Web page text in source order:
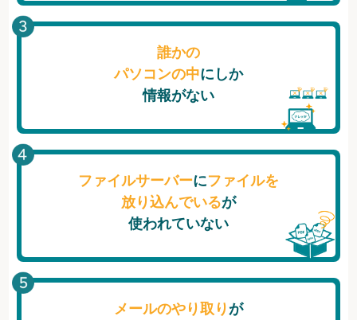
誰かの
パソコンの中にしか
情報がない
ファイルサーバーにファイルを
放り込んでいるが
使われていない
メールのやり取り が